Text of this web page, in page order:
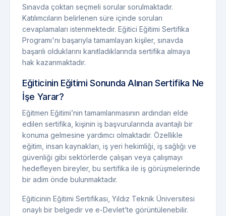
Sınavda çoktan seçmeli sorular sorulmaktadır.
Katılımcıların belirlenen süre içinde soruları
cevaplamaları istenmektedir. Eğitici Eğitimi Sertifika
Programı'nı başarıyla tamamlayan kişiler, sınavda
başarılı olduklarını kanıtladıklarında sertifika almaya
hak kazanmaktadır.
Eğiticinin Eğitimi Sonunda Alınan Sertifika Ne
İşe Yarar?
Eğitmen Eğitimi’nin tamamlanmasının ardından elde
edilen sertifika, kişinin iş başvurularında avantajlı bir
konuma gelmesine yardımcı olmaktadır. Özellikle
eğitim, insan kaynakları, iş yeri hekimliği, iş sağlığı ve
güvenliği gibi sektörlerde çalışan veya çalışmayı
hedefleyen bireyler, bu sertifika ile iş görüşmelerinde
bir adım önde bulunmaktadır.
Eğiticinin Eğitimi Sertifikası, Yıldız Teknik Üniversitesi
onaylı bir belgedir ve e-Devlet’te görüntülenebilir.